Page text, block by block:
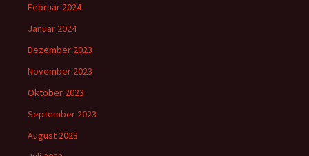
Februar 2024
Januar 2024
Dezember 2023
November 2023
Oktober 2023
September 2023
August 2023